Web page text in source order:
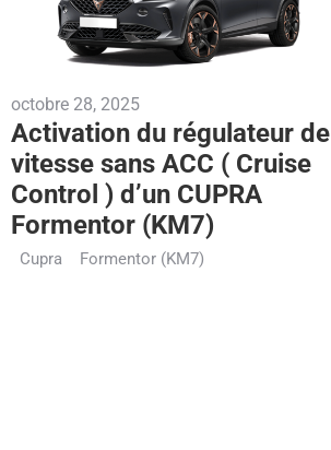
octobre 28, 2025
Activation du régulateur de
vitesse sans ACC ( Cruise
Control ) d’un CUPRA
Formentor (KM7)
Cupra Formentor (KM7)